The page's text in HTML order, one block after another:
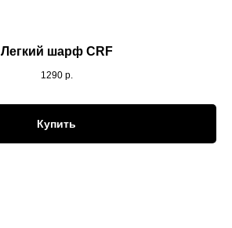
Легкий шарф CRF
1290 р.
Купить